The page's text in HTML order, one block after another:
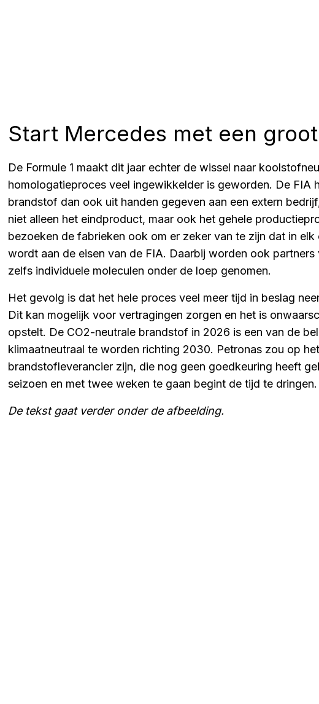
Start Mercedes met een
De Formule 1 maakt dit jaar echter de wissel naar
homologatieproces veel ingewikkelder is geworden. De FIA
brandstof dan ook uit handen gegeven aan een extern
niet alleen het eindproduct, maar ook het gehele
bezoeken de fabrieken ook om er zeker van te zijn dat in
wordt aan de eisen van de FIA. Daarbij worden ook
zelfs individuele moleculen onder de loep genomen.
Het gevolg is dat het hele proces veel meer tijd in beslag
Dit kan mogelijk voor vertragingen zorgen en het is
opstelt. De CO2-neutrale brandstof in 2026 is een van de
klimaatneutraal te worden richting 2030. Petronas zou op
brandstofleverancier zijn, die nog geen goedkeuring heeft
seizoen en met twee weken te gaan begint de tijd te dringen.
De tekst gaat verder onder de afbeelding.